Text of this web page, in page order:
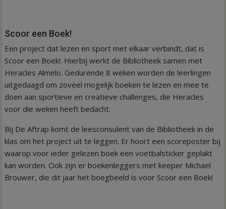
Scoor een Boek!
Een project dat lezen en sport met elkaar verbindt, dat is
Scoor een Boek!. Hierbij werkt de Bibliotheek samen met
Heracles Almelo. Gedurende 8 weken worden de leerlingen
uitgedaagd om zoveel mogelijk boeken te lezen en mee te
doen aan sportieve en creatieve challenges, die Heracles
voor die weken heeft bedacht.
Bij De Aftrap komt de leesconsulent van de Bibliotheek in de
klas om het project uit te leggen. Er hoort een scoreposter bij
waarop voor ieder gelezen boek een voetbalsticker geplakt
kan worden. Ook zijn er boekenleggers met keeper Michael
Brouwer, die dit jaar het boegbeeld is voor Scoor een Boek!